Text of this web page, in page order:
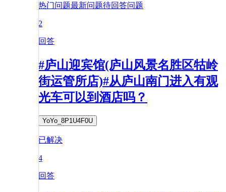
热门问题最新问题待回答问题
2
回答
#庐山迎宾馆(庐山风景名胜区牯岭
街运管所店)#从庐山南门进入有观
光车可以到酒店吗？
YoYo_8P1U4F0U
已解决
4
回答